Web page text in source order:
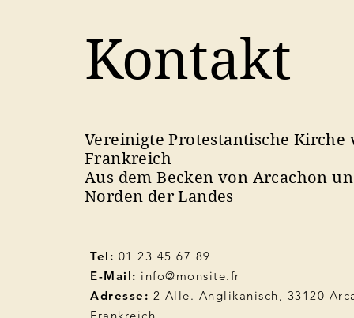
Kontakt
Vereinigte Protestantische Kirche
Frankreich
Aus dem Becken von Arcachon
Norden der Landes
Tel: 01 23 45 67 89
E-Mail: info@monsite.fr
Adresse: 2 Alle. Anglikanisch, 33120